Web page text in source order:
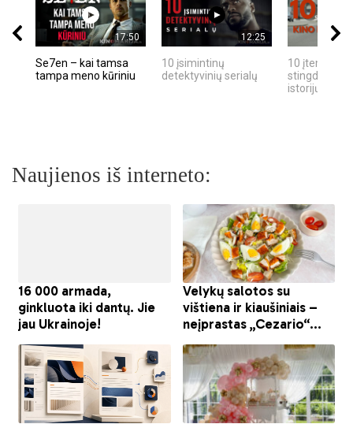
17:50
Se7en – kai tamsa
tampa meno kūriniu
12:25
10 įsimintinų
detektyvinių serialų
10 įtemptų,
stingdančių
istorijų
Naujienos iš interneto: